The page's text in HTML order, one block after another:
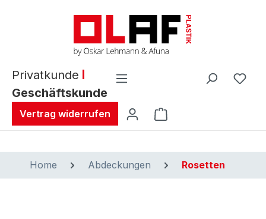
Privatkunde
Geschäftskunde
Vertrag widerrufen Warenkorb enthält
Home Abdeckungen Rosetten